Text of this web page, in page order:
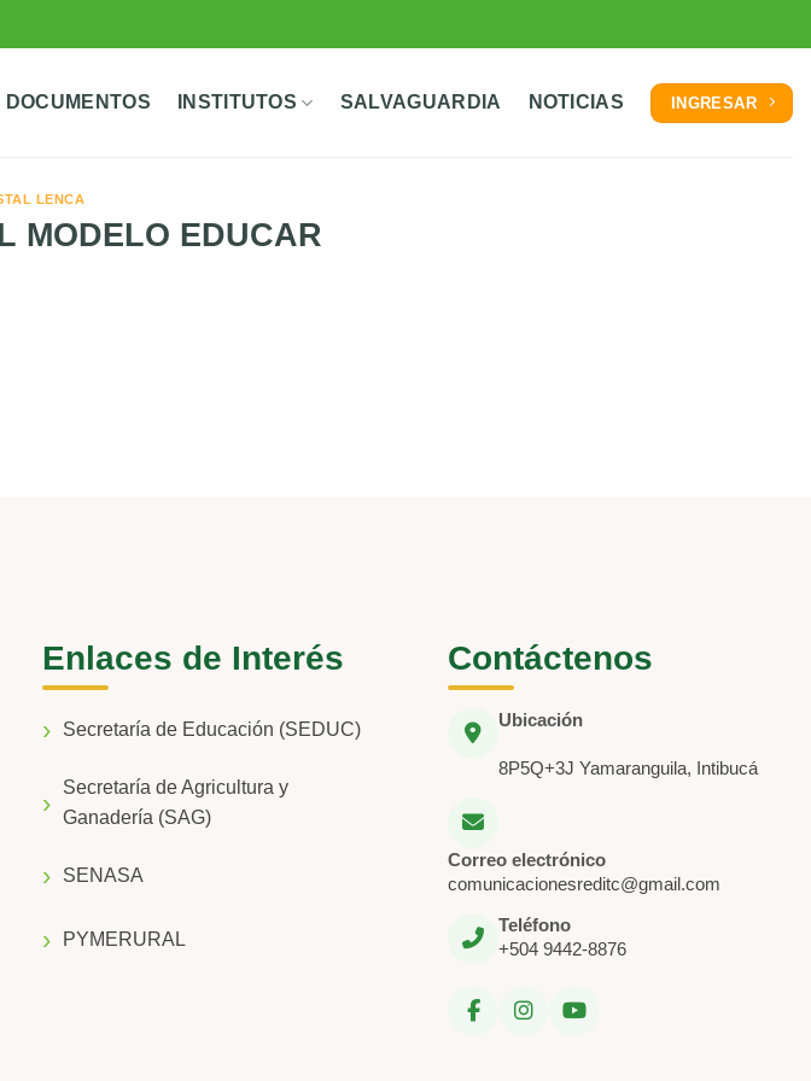
DOCUMENTOS INSTITUTOS SALVAGUARDIA NOTICIAS INGRESAR
LENCA
MODELO EDUCAR
Enlaces de Interés
Secretaría de Educación (SEDUC)
Secretaría de Agricultura y
Ganadería (SAG)
SENASA
PYMERURAL
Contáctenos
Ubicación
8P5Q+3J Yamaranguila, Intibucá
Correo electrónico
comunicacionesreditc@gmail.com
Teléfono
+504 9442-8876